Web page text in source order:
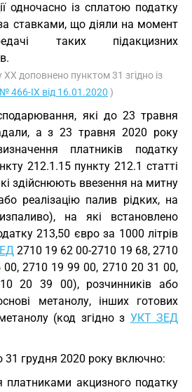
одночасно із сплатою податку
ставками, що діяли на момент
таких підакцизних
XX доповнено пунктом 31 згідно із
№ 466-IX від 16.01.2020 )
які до 23 травня
а з 23 травня 2020 року
платників податку
212.1.15 пункту 212.1 статті
здійснюють ввезення на митну
реалізацію палив рідких, на
на які встановлено
213,50 євро за 1000 літрів
2710 19 62 00-2710 19 68, 2710
2710 19 99 00, 2710 20 31 00,
20 39 00), розчинників або
метанолу, інших готових
(код згідно з УКТ ЗЕД
31 грудня 2020 року включно:
платниками акцизного податку